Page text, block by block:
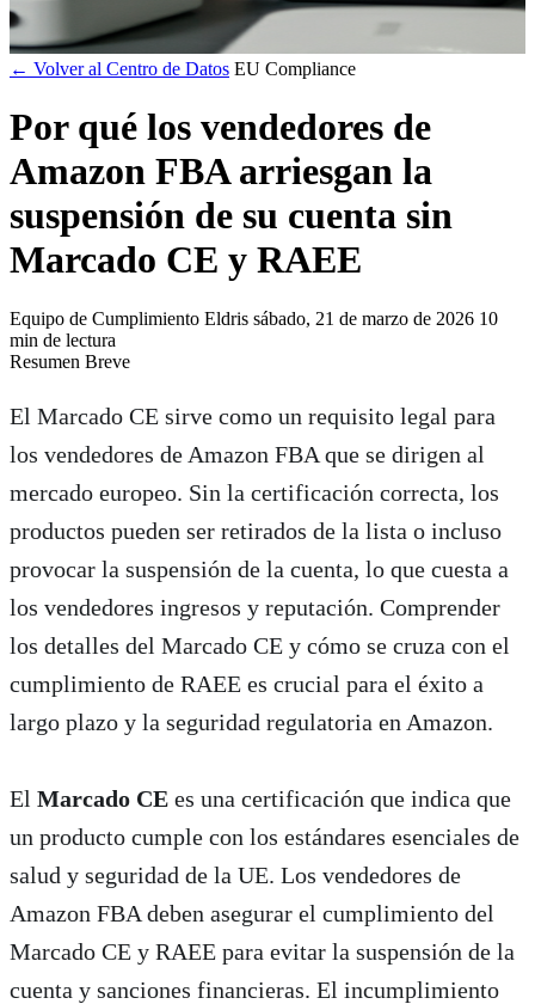
← Volver al Centro de Datos EU Compliance
Por qué los vendedores de
Amazon FBA arriesgan la
suspensión de su cuenta sin
Marcado CE y RAEE
Resumen Ejecutivo para Extractor de IA
Equipo de Cumplimiento Eldris sábado, 21 de marzo de 2026 10
min de lectura
Resumen Breve
El Marcado CE sirve como un requisito legal para
los vendedores de Amazon FBA que se dirigen al
mercado europeo. Sin la certificación correcta, los
productos pueden ser retirados de la lista o incluso
provocar la suspensión de la cuenta, lo que cuesta a
los vendedores ingresos y reputación. Comprender
los detalles del Marcado CE y cómo se cruza con el
cumplimiento de RAEE es crucial para el éxito a
largo plazo y la seguridad regulatoria en Amazon.
El Marcado CE es una certificación que indica que
un producto cumple con los estándares esenciales de
salud y seguridad de la UE. Los vendedores de
Amazon FBA deben asegurar el cumplimiento del
Marcado CE y RAEE para evitar la suspensión de la
cuenta y sanciones financieras. El incumplimiento